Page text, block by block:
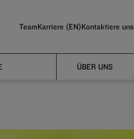
TeamKarriere (EN)Kontaktiere uns
ÜBER UNS